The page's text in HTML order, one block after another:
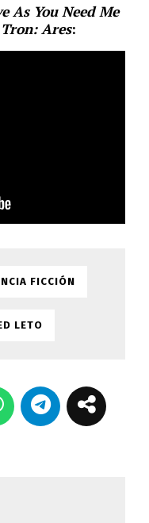
As You Need Me
Tron: Ares:
FICCIÓN
LETO